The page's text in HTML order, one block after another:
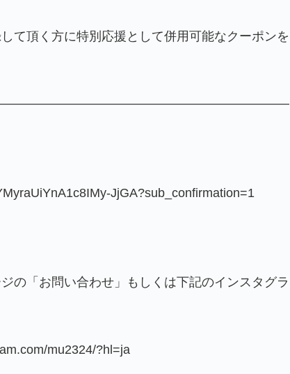
て頂く方に特別応援として併用可能なクーポンを
JjGA?sub_confirmation=1
の「お問い合わせ」もしくは下記のインスタグラ
mu2324/?hl=ja